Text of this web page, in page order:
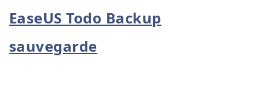
EaseUS Todo Backup
sauvegarde